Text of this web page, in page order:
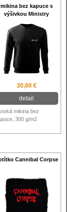
mikina bez kapuce s
výšivkou Ministry
30,00 €
detail
mikina bez
300 g/m2
Cannibal Corpse